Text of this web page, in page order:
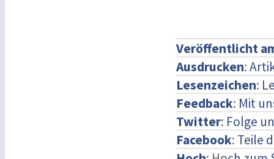
Veröffentlicht
Ausdrucken:
Lesenzeichen:
Feedback: Mit
Twitter: Folge
Facebook: Teile